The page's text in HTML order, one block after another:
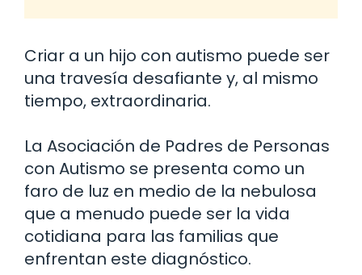
Criar a un hijo con autismo puede ser
una travesía desafiante y, al mismo
tiempo, extraordinaria.
La Asociación de Padres de Personas
con Autismo se presenta como un
faro de luz en medio de la nebulosa
que a menudo puede ser la vida
cotidiana para las familias que
enfrentan este diagnóstico.